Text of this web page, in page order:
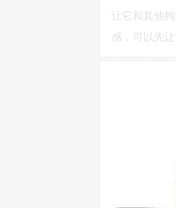
让它和其他
感，可以先
耍边熟悉狗
通，使它逐
它玩耍，让